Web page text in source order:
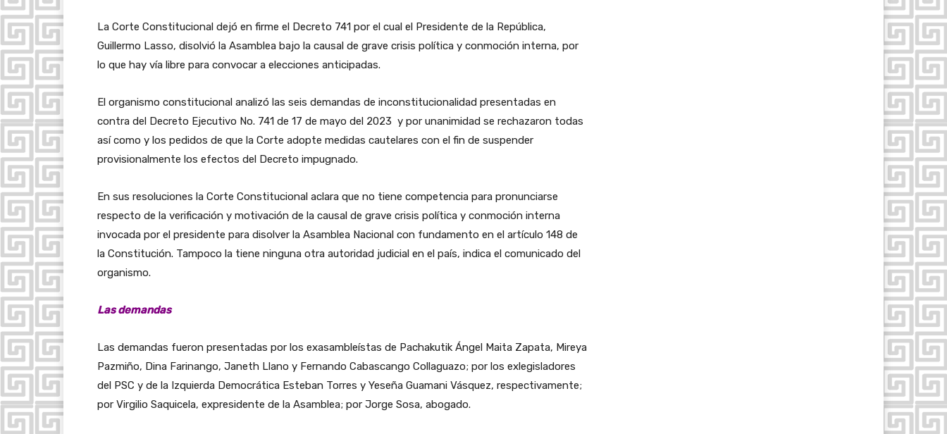
La Corte Constitucional dejó en firme el Decreto 741 por el cual el Presidente de la República,
Guillermo Lasso, disolvió la Asamblea bajo la causal de grave crisis política y conmoción interna, por
lo que hay vía libre para convocar a elecciones anticipadas.
El organismo constitucional analizó las seis demandas de inconstitucionalidad presentadas en
contra del Decreto Ejecutivo No. 741 de 17 de mayo del 2023 y por unanimidad se rechazaron todas
así como y los pedidos de que la Corte adopte medidas cautelares con el fin de suspender
provisionalmente los efectos del Decreto impugnado.
En sus resoluciones la Corte Constitucional aclara que no tiene competencia para pronunciarse
respecto de la verificación y motivación de la causal de grave crisis política y conmoción interna
invocada por el presidente para disolver la Asamblea Nacional con fundamento en el artículo 148 de
la Constitución. Tampoco la tiene ninguna otra autoridad judicial en el país, indica el comunicado del
organismo.
Las demandas
Las demandas fueron presentadas por los exasambleístas de Pachakutik Ángel Maita Zapata, Mireya
Pazmiño, Dina Farinango, Janeth Llano y Fernando Cabascango Collaguazo; por los exlegisladores
del PSC y de la Izquierda Democrática Esteban Torres y Yeseña Guamani Vásquez, respectivamente;
por Virgilio Saquicela, expresidente de la Asamblea; por Jorge Sosa, abogado.